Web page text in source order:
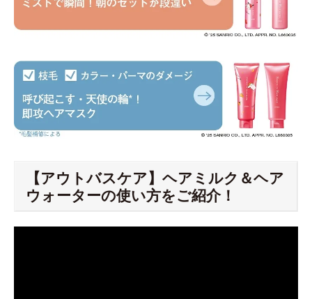
【アウトバスケア】ヘアミルク＆ヘア
ウォーターの使い方をご紹介！